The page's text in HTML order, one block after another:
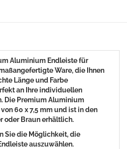
Aluminium Endleiste für
Ware, die Ihnen
Länge und Farbe
an Ihre individuellen
Die Premium Aluminium
60 x 7,5 mm und ist in den
oder Braun erhältlich.
Sie die Möglichkeit, die
auszuwählen.